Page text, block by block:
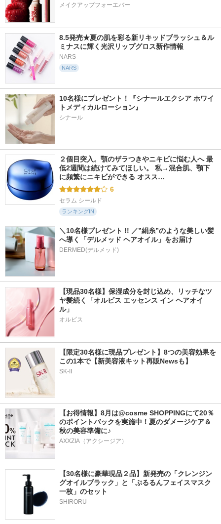
メイクアップフォーエバー
8.5発売★夏の肌を彩る新リキッドブラッシュ＆ル
ミナスに輝く光沢リップグロス新作情報
NARS
NARS
10名様にプレゼント！『シナールエクシア ホワイ
トメディカルローション』
シナール
２個目突入。顎のザラつきやニキビに悩む人へ 最
低2週間は続けてみてほしい。 私→混合肌、顎下
に頻繁にニキビができる オスス…
6
セラム シールド
ランキングIN
＼10名様プレゼント !! ／”絹糸”のような美しい髪
へ導く「デルメッド ヘアオイル」をお届け
DERMED(デルメッド)
【現品30名様】保湿成分を封じ込め、リッチなツ
ヤ髪続く「オルビス エッセンス イン ヘアオイ
ル」
オルビス
【限定30名様に現品プレゼント】8つの美容効果を
この1本で【新美容液キット再販Newsも】
SK-II
【お得情報】8月は@cosme SHOPPINGにて20％
のポイントバックを実施中！夏のダメージケア＆
秋の美容準備に♪
AXXZIA（アクシージア）
【30名様に豪華現品２品】新発売の「クレンジン
グオイルブラック」と「ぷるるんフェイスマスク
一枚」のセット
SHIRORU